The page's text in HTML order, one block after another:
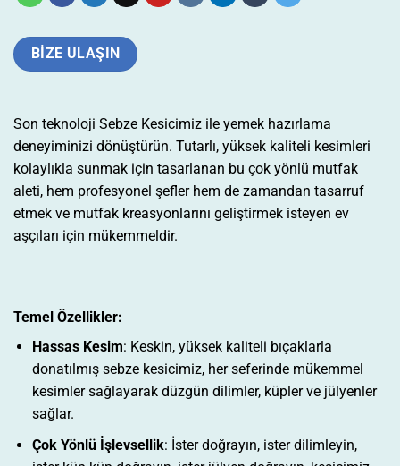
BIZE ULAŞIN
Son teknoloji Sebze Kesicimiz ile yemek hazırlama
deneyiminizi dönüştürün. Tutarlı, yüksek kaliteli kesimleri
kolaylıkla sunmak için tasarlanan bu çok yönlü mutfak
aleti, hem profesyonel şefler hem de zamandan tasarruf
etmek ve mutfak kreasyonlarını geliştirmek isteyen ev
aşçıları için mükemmeldir.
Temel Özellikler:
Hassas Kesim: Keskin, yüksek kaliteli bıçaklarla
donatılmış sebze kesicimiz, her seferinde mükemmel
kesimler sağlayarak düzgün dilimler, küpler ve jülyenler
sağlar.
Çok Yönlü İşlevsellik: İster doğrayın, ister dilimleyin,